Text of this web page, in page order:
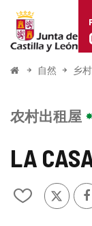
Portal
de
Turismo
Castilla
León
开
自然 乡
LA
从
推
特
农村出租屋